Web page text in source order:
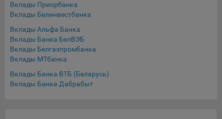
Сервис хранения информации, предоставляемый
технолоджи», 220069 г. Минск, пр-т Дзержинского, д.3Б,
пом.44.
Рекламные Cookie
Отключение рекламных cookie-файлы не позволит
Вклады Приорбанка
Вклады Белинвестбанка
Вклады Альфа Банка
Вклады Банка БелВЭБ
Вклады Белгазпромбанка
Вклады МТбанка
Вклады Банка ВТБ (Беларусь)
Вклады Банка Дабрабыт